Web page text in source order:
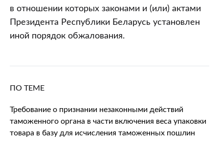
в отношении которых законами и (или) актами
Президента Республики Беларусь установлен
иной порядок обжалования.
ПО ТЕМЕ
Требование о признании незаконными действий
таможенного органа в части включения веса упаковки
товара в базу для исчисления таможенных пошлин